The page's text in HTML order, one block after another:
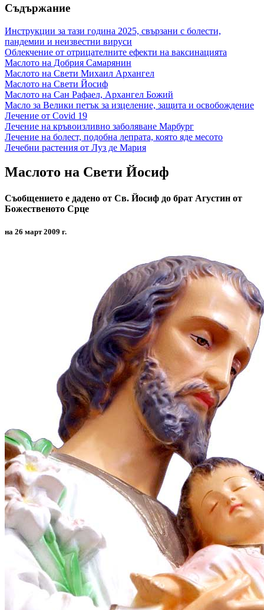
Съдържание
Инструкции за тази година 2025, свързани с болести,
пандемии и неизвестни вируси
Облекчение от отрицателните ефекти на ваксинацията
Маслото на Добрия Самарянин
Маслото на Свети Михаил Архангел
Маслото на Свети Йосиф
Маслото на Сан Рафаел, Архангел Божий
Масло за Велики петък за изцеление, защита и освобождение
Лечение от Covid 19
Лечение на кръвоизливно заболяване Марбург
Лечение на болест, подобна лепрата, която яде месото
Лечебни растения от Луз де Мария
Маслото на Свети Йосиф
Съобщението е дадено от Св. Йосиф до брат Агустин от
Божественото Срце
на 26 март 2009 г.